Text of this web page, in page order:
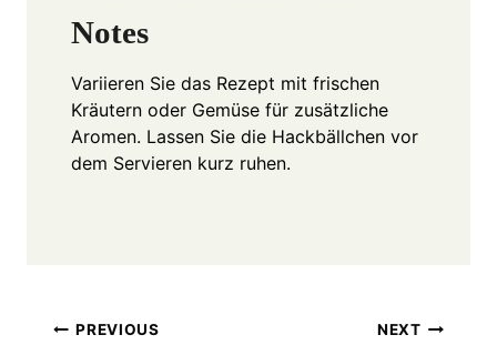
Notes
Variieren Sie das Rezept mit frischen
Kräutern oder Gemüse für zusätzliche
Aromen. Lassen Sie die Hackbällchen vor
dem Servieren kurz ruhen.
Post
PREVIOUS NEXT